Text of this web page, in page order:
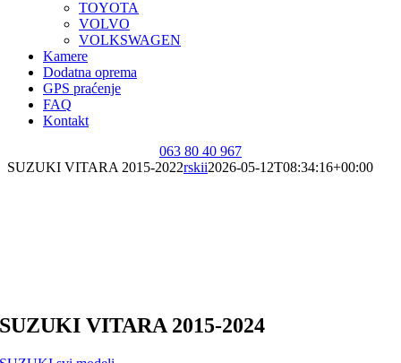
TOYOTA
VOLVO
VOLKSWAGEN
Kamere
Dodatna oprema
GPS praćenje
FAQ
Kontakt
063 80 40 967
SUZUKI VITARA 2015-2022rskii2026-05-12T08:34:16+00:00
SUZUKI VITARA 2015-2024